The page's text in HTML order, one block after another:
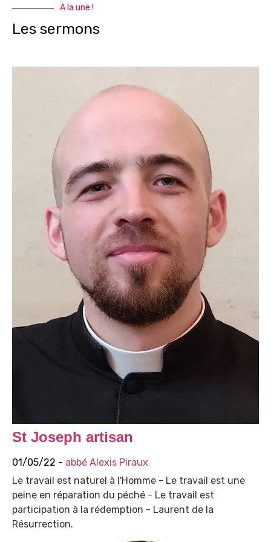
A la une !
Les sermons
St Joseph artisan
01/05/22 - abbé Alexis Piraux
Le travail est naturel à l'Homme - Le travail est une
peine en réparation du péché - Le travail est
participation à la rédemption - Laurent de la
Résurrection.